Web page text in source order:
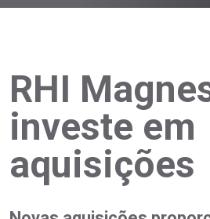
RHI
investe em
aquisições